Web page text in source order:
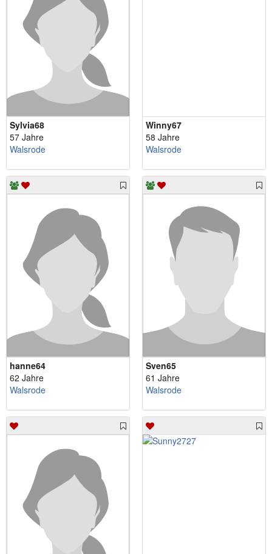
Sylvia68
57 Jahre
Walsrode
Winny67
58 Jahre
Walsrode
hanne64
62 Jahre
Walsrode
Sven65
61 Jahre
Walsrode